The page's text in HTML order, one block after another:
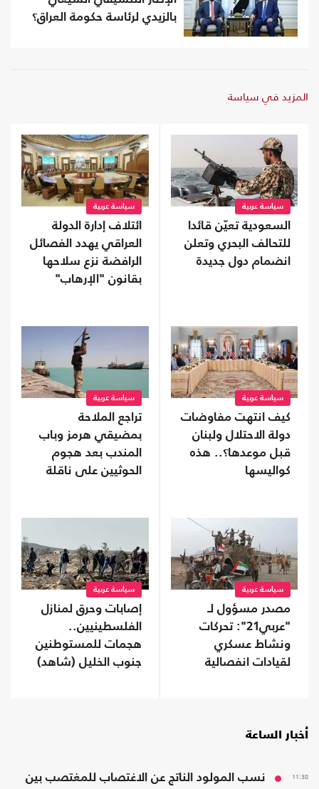
بالزيدي لرئاسة حكومة العراق؟
المزيد في سياسة
سياسة عربية
السعودية تعيّن قائدا
للتحالف البحري وتعلن
انضمام دول جديدة
سياسة عربية
ائتلاف إدارة الدولة
العراقي يهدد الفصائل
الرافضة نزع سلاحها
بقانون "الإرهاب"
سياسة عربية
كيف انتهت مفاوضات
دولة الاحتلال ولبنان
قبل موعدها؟.. هذه
كواليسها
سياسة عربية
تراجع الملاحة
بمضيقي هرمز وباب
المندب بعد هجوم
الحوثيين على ناقلة
سياسة عربية
مصدر مسؤول لـ
"عربي21": تحركات
ونشاط عسكري
لقيادات انفصالية
سياسة عربية
إصابات وحرق لمنازل
الفلسطينيين..
هجمات للمستوطنين
جنوب الخليل (شاهد)
أخبار الساعة
11:38
نسب المولود الناتج عن الاغتصاب للمغتصب بين